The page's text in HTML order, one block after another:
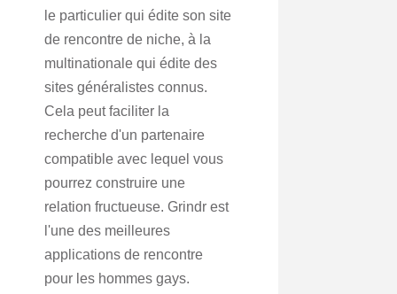
le particulier qui édite son site
de rencontre de niche, à la
multinationale qui édite des
sites généralistes connus.
Cela peut faciliter la
recherche d'un partenaire
compatible avec lequel vous
pourrez construire une
relation fructueuse. Grindr est
l'une des meilleures
applications de rencontre
pour les hommes gays.